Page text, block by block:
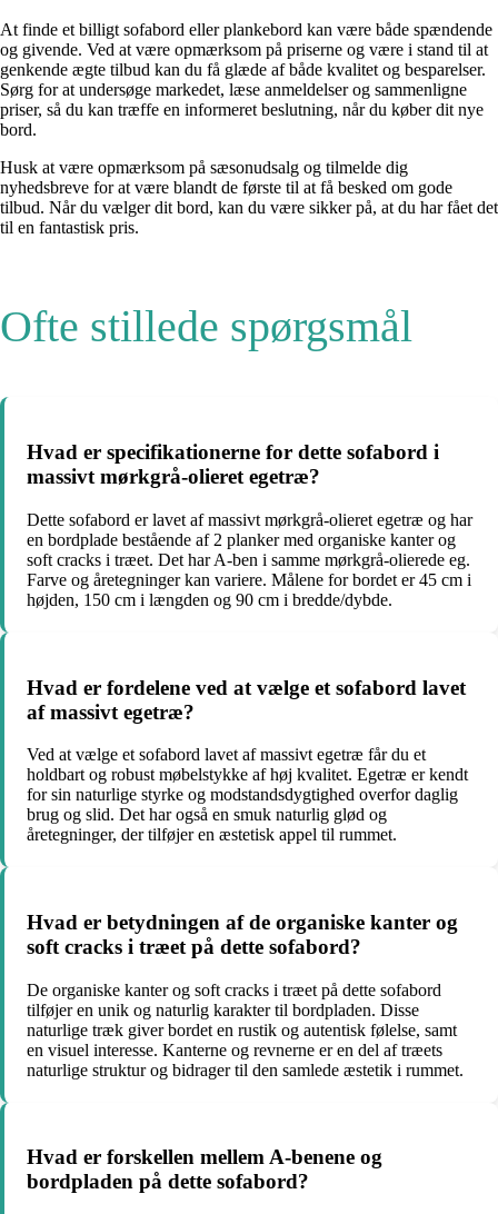
At finde et billigt sofabord eller plankebord kan være både spændende
og givende. Ved at være opmærksom på priserne og være i stand til at
genkende ægte tilbud kan du få glæde af både kvalitet og besparelser.
Sørg for at undersøge markedet, læse anmeldelser og sammenligne
priser, så du kan træffe en informeret beslutning, når du køber dit nye
bord.
Husk at være opmærksom på sæsonudsalg og tilmelde dig
nyhedsbreve for at være blandt de første til at få besked om gode
tilbud. Når du vælger dit bord, kan du være sikker på, at du har fået det
til en fantastisk pris.
Ofte stillede spørgsmål
Hvad er specifikationerne for dette sofabord i
massivt mørkgrå-olieret egetræ?
Dette sofabord er lavet af massivt mørkgrå-olieret egetræ og har
en bordplade bestående af 2 planker med organiske kanter og
soft cracks i træet. Det har A-ben i samme mørkgrå-olierede eg.
Farve og åretegninger kan variere. Målene for bordet er 45 cm i
højden, 150 cm i længden og 90 cm i bredde/dybde.
Hvad er fordelene ved at vælge et sofabord lavet
af massivt egetræ?
Ved at vælge et sofabord lavet af massivt egetræ får du et
holdbart og robust møbelstykke af høj kvalitet. Egetræ er kendt
for sin naturlige styrke og modstandsdygtighed overfor daglig
brug og slid. Det har også en smuk naturlig glød og
åretegninger, der tilføjer en æstetisk appel til rummet.
Hvad er betydningen af de organiske kanter og
soft cracks i træet på dette sofabord?
De organiske kanter og soft cracks i træet på dette sofabord
tilføjer en unik og naturlig karakter til bordpladen. Disse
naturlige træk giver bordet en rustik og autentisk følelse, samt
en visuel interesse. Kanterne og revnerne er en del af træets
naturlige struktur og bidrager til den samlede æstetik i rummet.
Hvad er forskellen mellem A-benene og
bordpladen på dette sofabord?